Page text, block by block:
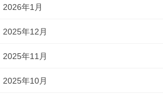
2026年1月
2025年12月
2025年11月
2025年10月